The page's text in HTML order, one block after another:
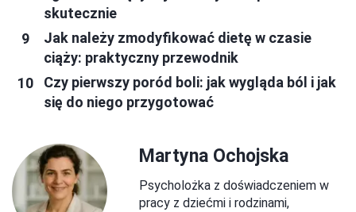
skutecznie
Jak należy zmodyfikować dietę w czasie
ciąży: praktyczny przewodnik
Czy pierwszy poród boli: jak wygląda ból i jak
się do niego przygotować
Martyna Ochojska
Psycholożka z doświadczeniem w
pracy z dziećmi i rodzinami,